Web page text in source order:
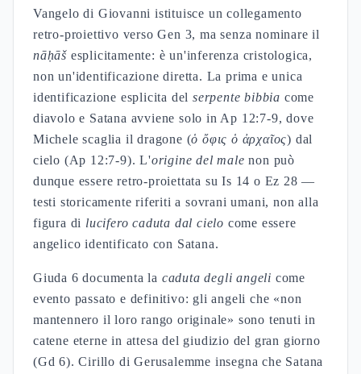
Vangelo di Giovanni istituisce un collegamento
retro-proiettivo verso Gen 3, ma senza nominare il
nāḥāš esplicitamente: è un'inferenza cristologica,
non un'identificazione diretta. La prima e unica
identificazione esplicita delserpente bibbia come
diavolo e Satana avviene solo in Ap 12:7-9, dove
Michele scaglia il dragone (ὁ ὄφις ὁ ἀρχαῖος) dal
cielo (Ap 12:7-9). L'origine del male non può
dunque essere retro-proiettata su Is 14 o Ez 28 —
testi storicamente riferiti a sovrani umani, non alla
figura di lucifero caduta dal cielo come essere
angelico identificato con Satana.
Giuda 6 documenta la caduta degli angeli come
evento passato e definitivo: gli angeli che «non
mantennero il loro rango originale» sono tenuti in
catene eterne in attesa del giudizio del gran giorno
(Gd 6). Cirillo di Gerusalemme insegna che Satana